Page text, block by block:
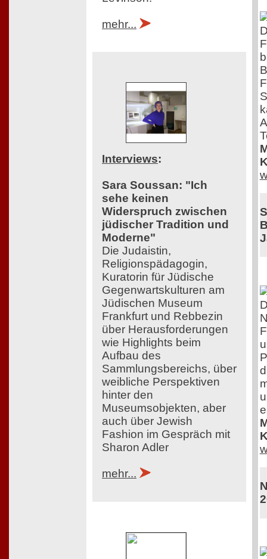
mehr...
Interviews:
Sara Soussan: "Ich
sehe keinen
Widerspruch zwischen
jüdischer Tradition und
Moderne"
Die Judaistin,
Religionspädagogin,
Kuratorin für Jüdische
Gegenwartskulturen am
Jüdischen Museum
Frankfurt und Rebbezin
über Herausforderungen
wie Highlights beim
Aufbau des
Sammlungsbereichs, über
weibliche Perspektiven
hinter den
Museumsobjekten, aber
auch über Jewish
Fashion im Gespräch mit
Sharon Adler
mehr...